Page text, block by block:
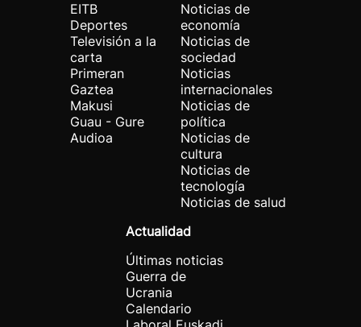
EITB
Deportes
Televisión a la
carta
Primeran
Gaztea
Makusi
Guau - Gure
Audioa
Noticias de
economía
Noticias de
sociedad
Noticias
internacionales
Noticias de
política
Noticias de
cultura
Noticias de
tecnología
Noticias de salud
Actualidad
Últimas noticias
Guerra de
Ucrania
Calendario